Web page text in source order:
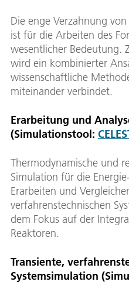
Die enge Verzahnung
ist für die Arbeiten des
wesentlicher Bedeutung.
wird ein kombinierter
wissenschaftliche
miteinander verbindet.
Erarbeitung und
(Simulationstool:
Thermodynamische und
Simulation für die
Erarbeiten und
verfahrenstechnischen
dem Fokus auf der
Reaktoren.
Transiente,
Systemsimulation